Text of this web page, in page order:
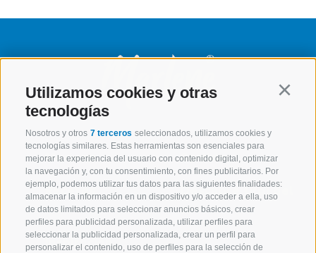
Utilizamos cookies y otras
tecnologías
Nosotros y otros 7 terceros seleccionados, utilizamos cookies y
tecnologías similares. Estas herramientas son esenciales para
mejorar la experiencia del usuario con contenido digital, optimizar
la navegación y, con tu consentimiento, con fines publicitarios. Por
ejemplo, podemos utilizar tus datos para las siguientes finalidades:
almacenar la información en un dispositivo y/o acceder a ella, uso
de datos limitados para seleccionar anuncios básicos, crear
perfiles para publicidad personalizada, utilizar perfiles para
seleccionar la publicidad personalizada, crear un perfil para
personalizar el contenido, uso de perfiles para la selección de
Marlene Surtido
Recetas
Descubre tirol del
sur
Inspiración